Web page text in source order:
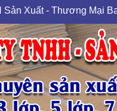
Mại Bao Bì Thành